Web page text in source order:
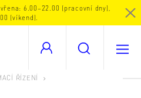
6.00–22.00 (pracovní dny),
(víkend).
ŘÍZENÍ